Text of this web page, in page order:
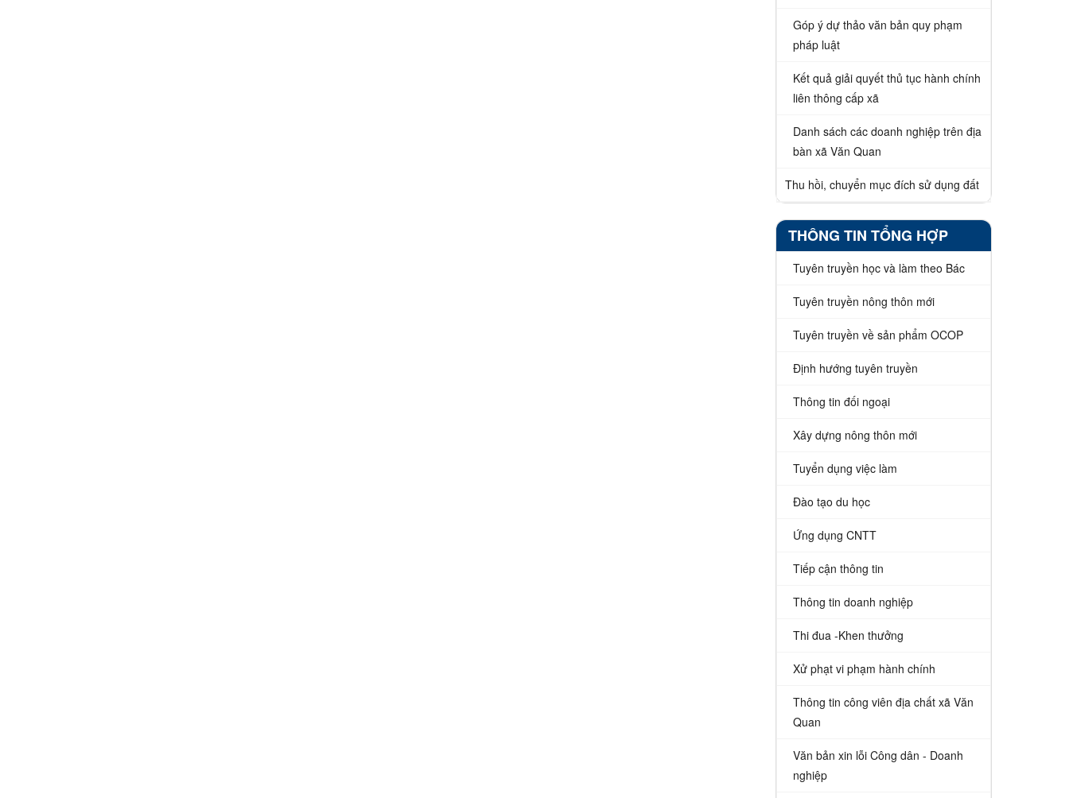
Góp ý dự thảo văn bản quy phạm
pháp luật
Kết quả giải quyết thủ tục hành chính
liên thông cấp xã
Danh sách các doanh nghiệp trên địa
bàn xã Văn Quan
Thu hồi, chuyển mục đích sử dụng đất
THÔNG TIN TỔNG HỢP
Tuyên truyền học và làm theo Bác
Tuyên truyền nông thôn mới
Tuyên truyền về sản phẩm OCOP
Định hướng tuyên truyền
Thông tin đối ngoại
Xây dựng nông thôn mới
Tuyển dụng việc làm
Đào tạo du học
Ứng dụng CNTT
Tiếp cận thông tin
Thông tin doanh nghiệp
Thi đua -Khen thưởng
Xử phạt vi phạm hành chính
Thông tin công viên địa chất xã Văn
Quan
Văn bản xin lỗi Công dân - Doanh
nghiệp